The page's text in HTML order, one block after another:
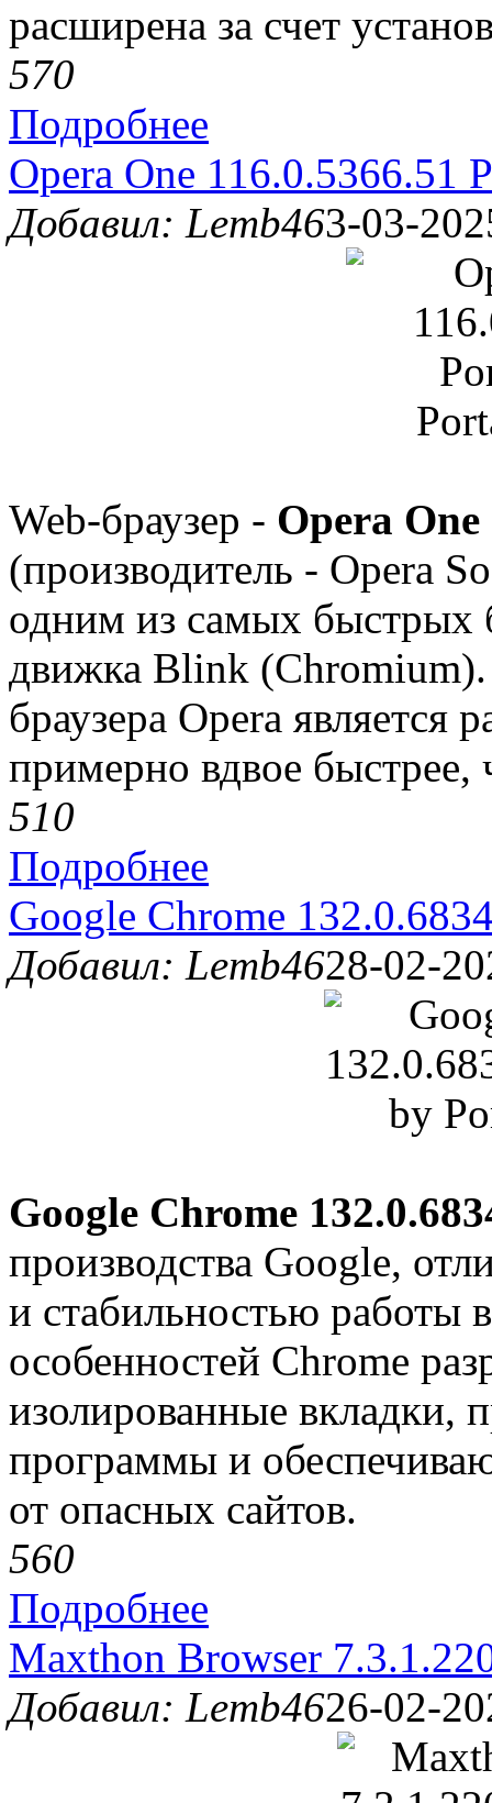
расширена за счет
570
Подробнее
Opera One 116.0.5366.51
Добавил: Lemb463-03-
Web-браузер - Opera
(производитель - Opera
одним из самых быстрых
движка Blink
браузера Opera является
примерно вдвое быстрее,
510
Подробнее
Google Chrome
Добавил: Lemb4628-02-
Google Chrome
производства Google,
и стабильностью работы
особенностей Chrome
изолированные вкладки,
программы и
от опасных сайтов.
560
Подробнее
Maxthon Browser
Добавил: Lemb4626-02-